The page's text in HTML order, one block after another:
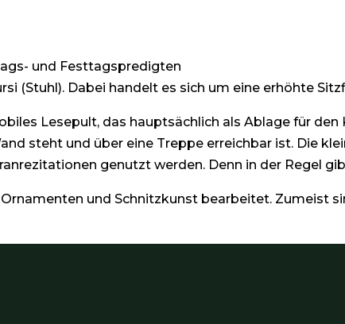
und Festtagspredigten
(Stuhl). Dabei handelt es sich um eine erhöhte
Lesepult, das hauptsächlich als Ablage für
steht und über eine Treppe erreichbar ist. Die
genutzt werden. Denn in der Regel
und Schnitzkunst bearbeitet. Zumeist